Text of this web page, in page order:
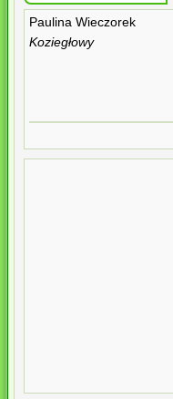
Paulina Wieczorek
Koziegłowy